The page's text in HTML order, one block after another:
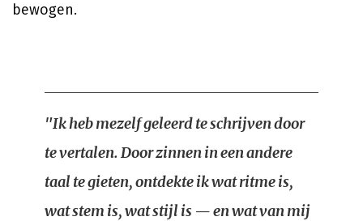
bewogen.
"Ik heb mezelf geleerd te schrijven door
te vertalen. Door zinnen in een andere
taal te gieten, ontdekte ik wat ritme is,
wat stem is, wat stijl is — en wat van mij